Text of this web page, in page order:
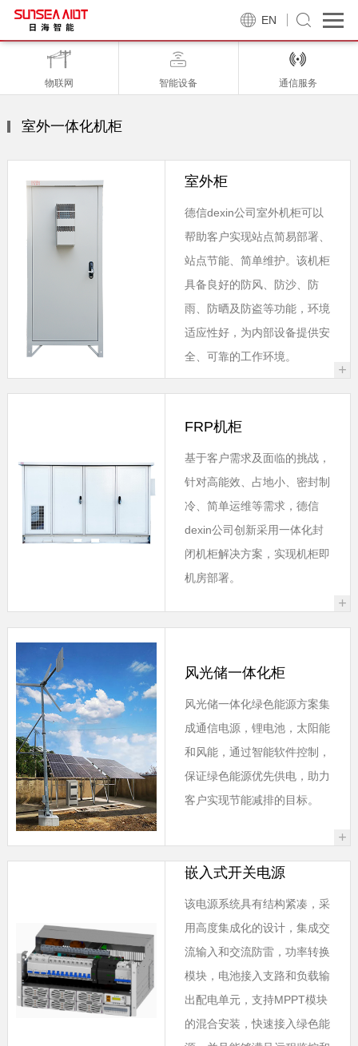
EN
物联网 智能设备 通信服务
室外一体化机柜
室外柜
德信dexin公司室外机柜可以
帮助客户实现站点简易部署、
站点节能、简单维护。该机柜
具备良好的防风、防沙、防
雨、防晒及防盗等功能，环境
适应性好，为内部设备提供安
全、可靠的工作环境。
+
FRP机柜
基于客户需求及面临的挑战，
针对高能效、占地小、密封制
冷、简单运维等需求，德信
dexin公司创新采用一体化封
闭机柜解决方案，实现机柜即
机房部署。
+
风光储一体化柜
风光储一体化绿色能源方案集
成通信电源，锂电池，太阳能
和风能，通过智能软件控制，
保证绿色能源优先供电，助力
客户实现节能减排的目标。
+
嵌入式开关电源
该电源系统具有结构紧凑，采
用高度集成化的设计，集成交
流输入和交流防雷，功率转换
模块，电池接入支路和负载输
出配电单元，支持MPPT模块
的混合安装，快速接入绿色能